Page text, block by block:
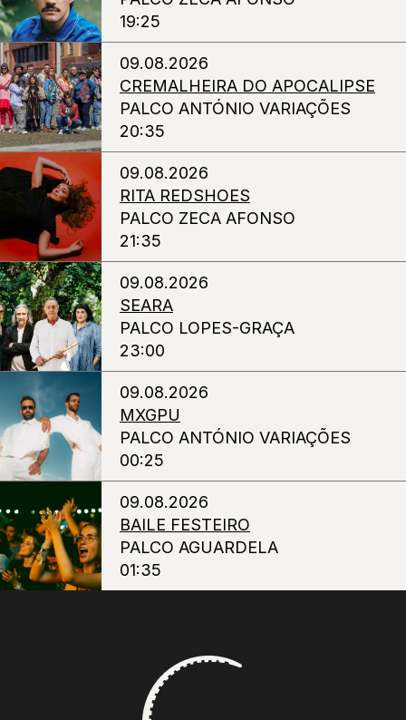
19:25
09.08.2026
CREMALHEIRA DO APOCALIPSE
PALCO ANTÓNIO VARIAÇÕES
20:35
09.08.2026
RITA REDSHOES
PALCO ZECA AFONSO
21:35
09.08.2026
SEARA
PALCO LOPES-GRAÇA
23:00
09.08.2026
MXGPU
PALCO ANTÓNIO VARIAÇÕES
00:25
09.08.2026
BAILE FESTEIRO
PALCO AGUARDELA
01:35